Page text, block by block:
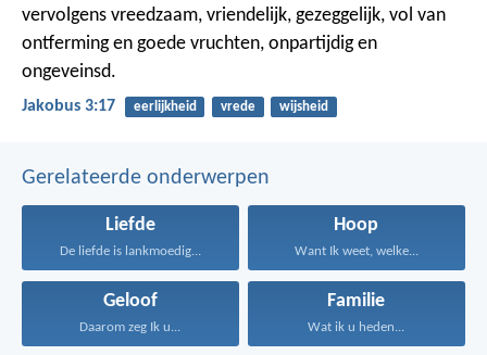
vervolgens vreedzaam, vriendelijk, gezeggelijk, vol van
ontferming en goede vruchten, onpartijdig en
ongeveinsd.
Jakobus 3:17 eerlijkheid vrede wijsheid
Gerelateerde onderwerpen
Liefde
De liefde is lankmoedig...
Hoop
Want Ik weet, welke...
Geloof
Daarom zeg Ik u...
Familie
Wat ik u heden...